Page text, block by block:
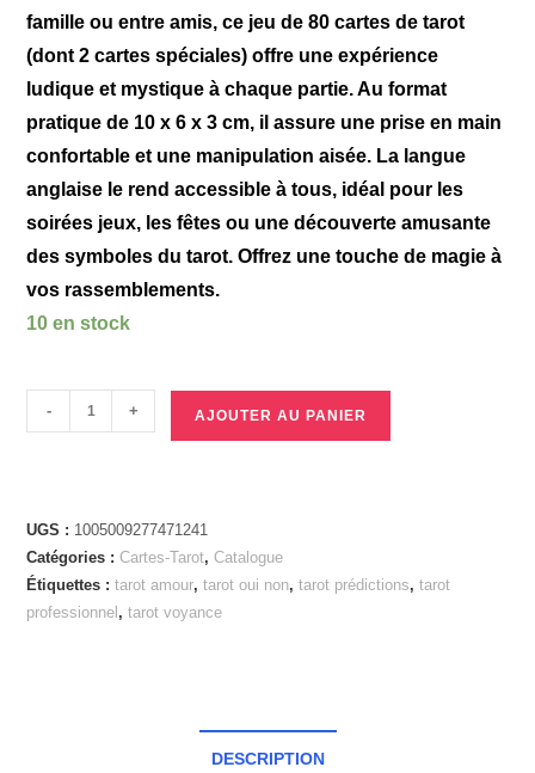
famille ou entre amis, ce jeu de 80 cartes de tarot
(dont 2 cartes spéciales) offre une expérience
ludique et mystique à chaque partie. Au format
pratique de 10 x 6 x 3 cm, il assure une prise en main
confortable et une manipulation aisée. La langue
anglaise le rend accessible à tous, idéal pour les
soirées jeux, les fêtes ou une découverte amusante
des symboles du tarot. Offrez une touche de magie à
vos rassemblements.
10 en stock
- + AJOUTER AU PANIER
UGS : 1005009277471241
Catégories :Cartes-Tarot,Catalogue
Étiquettes :tarot amour,tarot oui non,tarot prédictions,tarot
professionnel ,tarot voyance
DESCRIPTION